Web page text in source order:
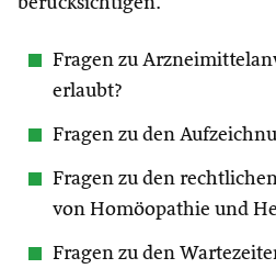
Fragen zu
erlaubt?
Fragen zu den
Fragen zu den
von Homöopathie und
Fragen zu den